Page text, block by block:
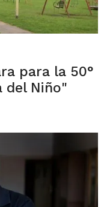
para la 50°
del Niño"